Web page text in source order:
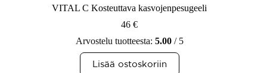
VITAL C Kosteuttava kasvojenpesugeeli
46€
Arvostelu tuotteesta: 5.00/ 5
Lisää ostoskoriin